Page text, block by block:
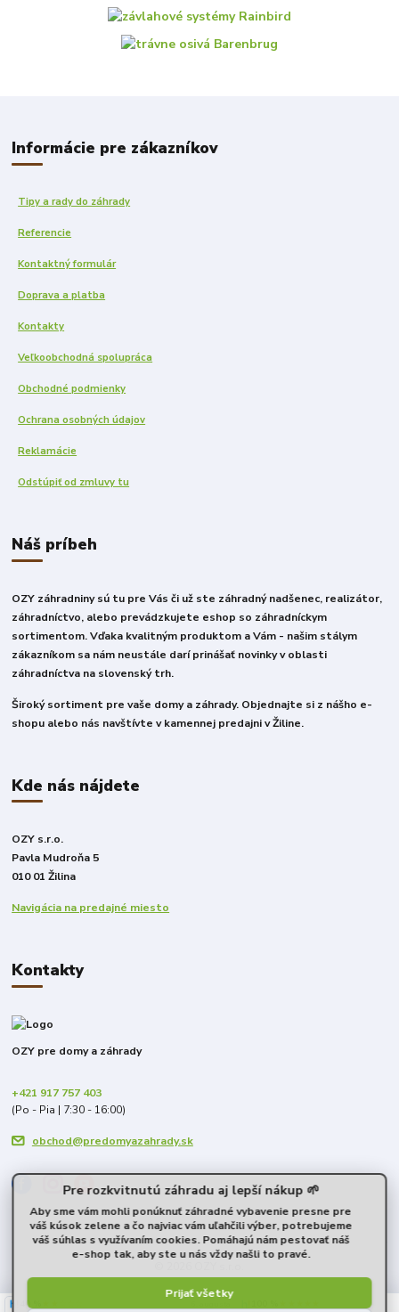
Informácie pre zákazníkov
Tipy a rady do záhrady
Referencie
Kontaktný formulár
Doprava a platba
Kontakty
Veľkoobchodná spolupráca
Obchodné podmienky
Ochrana osobných údajov
Reklamácie
Odstúpiť od zmluvy tu
Náš príbeh
OZY záhradniny sú tu pre Vás či už ste záhradný nadšenec, realizátor,
záhradníctvo, alebo prevádzkujete eshop so záhradníckym
sortimentom. Vďaka kvalitným produktom a Vám - našim stálym
zákazníkom sa nám neustále darí prinášať novinky v oblasti
záhradníctva na slovenský trh.
Široký sortiment pre vaše domy a záhrady. Objednajte si z nášho e-
shopu alebo nás navštívte v kamennej predajni v Žiline.
Kde nás nájdete
OZY s.r.o.
Pavla Mudroňa 5
010 01 Žilina
Navigácia na predajné miesto
Kontakty
OZY pre domy a záhrady
+421 917 757 403
(Po - Pia | 7:30 - 16:00)
obchod@predomyazahrady.sk
Pre rozkvitnutú záhradu aj lepší nákup 🌱
Aby sme vám mohli ponúknuť záhradné vybavenie presne pre
váš kúsok zelene a čo najviac vám uľahčili výber, potrebujeme
váš súhlas s využívaním cookies. Pomáhajú nám pestovať náš
e-shop tak, aby ste u nás vždy našli to pravé.
Prijať všetky
40 %